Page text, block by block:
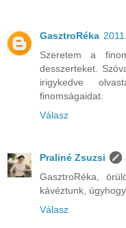
GasztroRéka
Szeretem a
desszerteket.
irigykedve
finomságaidat.
Válasz
Praliné Zsuzsi
GasztroRéka,
kávéztunk,
Válasz